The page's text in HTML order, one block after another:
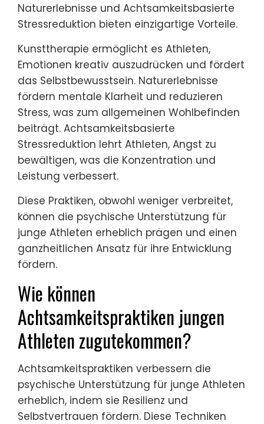
Naturerlebnisse und Achtsamkeitsbasierte
Stressreduktion bieten einzigartige Vorteile.
Kunsttherapie ermöglicht es Athleten,
Emotionen kreativ auszudrücken und fördert
das Selbstbewusstsein. Naturerlebnisse
fördern mentale Klarheit und reduzieren
Stress, was zum allgemeinen Wohlbefinden
beiträgt. Achtsamkeitsbasierte
Stressreduktion lehrt Athleten, Angst zu
bewältigen, was die Konzentration und
Leistung verbessert.
Diese Praktiken, obwohl weniger verbreitet,
können die psychische Unterstützung für
junge Athleten erheblich prägen und einen
ganzheitlichen Ansatz für ihre Entwicklung
fördern.
Wie können
Achtsamkeitspraktiken jungen
Athleten zugutekommen?
Achtsamkeitspraktiken verbessern die
psychische Unterstützung für junge Athleten
erheblich, indem sie Resilienz und
Selbstvertrauen fördern. Diese Techniken